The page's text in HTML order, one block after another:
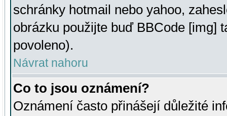
schránky hotmail nebo yahoo,
obrázku použijte buď BBCode [img]
povoleno).
Návrat nahoru
Co to jsou oznámení?
Oznámení často přinášejí důležité